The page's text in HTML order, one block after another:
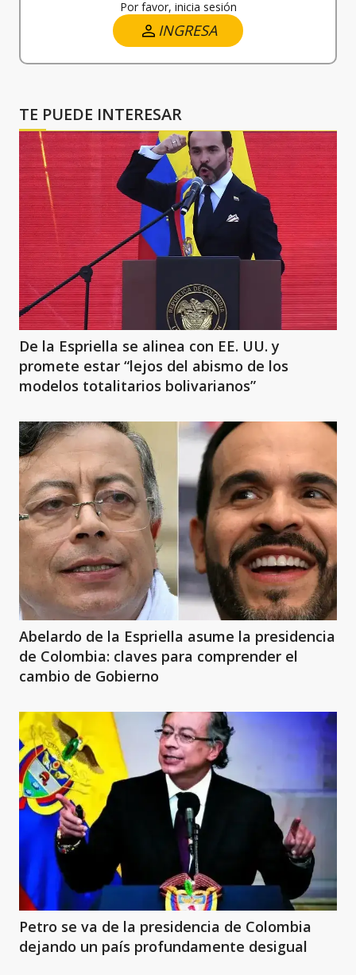
Por favor, inicia sesión
INGRESA
TE PUEDE INTERESAR
De la Espriella se alinea con EE. UU. y
promete estar “lejos del abismo de los
modelos totalitarios bolivarianos”
Abelardo de la Espriella asume la presidencia
de Colombia: claves para comprender el
cambio de Gobierno
Petro se va de la presidencia de Colombia
dejando un país profundamente desigual